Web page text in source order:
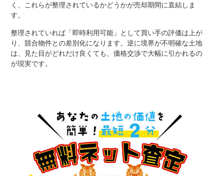
く、これらが整理されているかどうかが売却期間に直結しま
す。
整理されていれば「即時利用可能」として買い手の評価は上が
り、競合物件との差別化になります。逆に境界が不明確な土地
は、見た目がどれだけ良くても、価格交渉で大幅に引かれるの
が現実です。